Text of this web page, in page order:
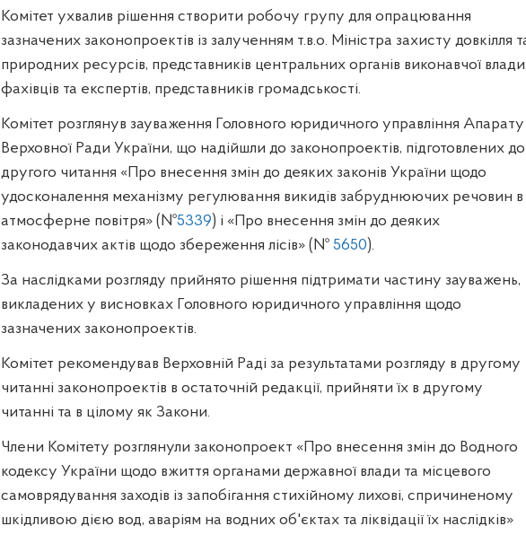
Комітет ухвалив рішення створити робочу групу для опрацювання
зазначених законопроектів із залученням т.в.о. Міністра захисту довкілля
природних ресурсів, представників центральних органів виконавчої влади,
фахівців та експертів, представників громадськості.
Комітет розглянув зауваження Головного юридичного управління Апарату
Верховної Ради України, що надійшли до законопроектів, підготовлених до
другого читання «Про внесення змін до деяких законів України щодо
удосконалення механізму регулювання викидів забруднюючих речовин в
атмосферне повітря» (№5339) і «Про внесення змін до деяких
законодавчих актів щодо збереження лісів» (№ 5650).
За наслідками розгляду прийнято рішення підтримати частину зауважень,
викладених у висновках Головного юридичного управління щодо
зазначених законопроектів.
Комітет рекомендував Верховній Раді за результатами розгляду в другому
читанні законопроектів в остаточній редакції, прийняти їх в другому
читанні та в цілому як Закони.
Члени Комітету розглянули законопроект «Про внесення змін до Водного
кодексу України щодо вжиття органами державної влади та місцевого
самоврядування заходів із запобігання стихійному лихові, спричиненому
шкідливою дією вод, аваріям на водних об'єктах та ліквідації їх наслідків»